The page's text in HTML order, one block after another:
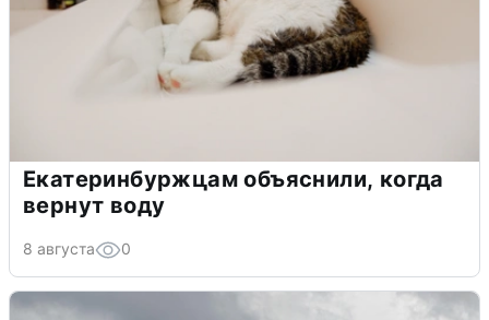
Екатеринбуржцам объяснили, когда
вернут воду
8 августа 0